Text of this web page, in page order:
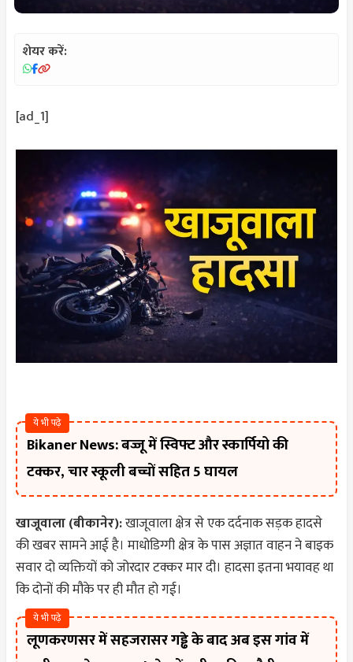
शेयर करें:
[ad_1]
ये भी पढ़े
Bikaner News: बज्जू में स्विफ्ट और स्कार्पियो की
टक्कर, चार स्कूली बच्चों सहित 5 घायल
खाजूवाला (बीकानेर):खाजूवाला क्षेत्र से एक दर्दनाक सड़क हादसे
की खबर सामने आई है। माधोडिग्गी क्षेत्र के पास अज्ञात वाहन ने बाइक
सवार दो व्यक्तियों को जोरदार टक्कर मार दी। हादसा इतना भयावह था
कि दोनों की मौके पर ही मौत हो गई।
ये भी पढ़े
लूणकरणसर में सहजरासर गड्ढे के बाद अब इस गांव में